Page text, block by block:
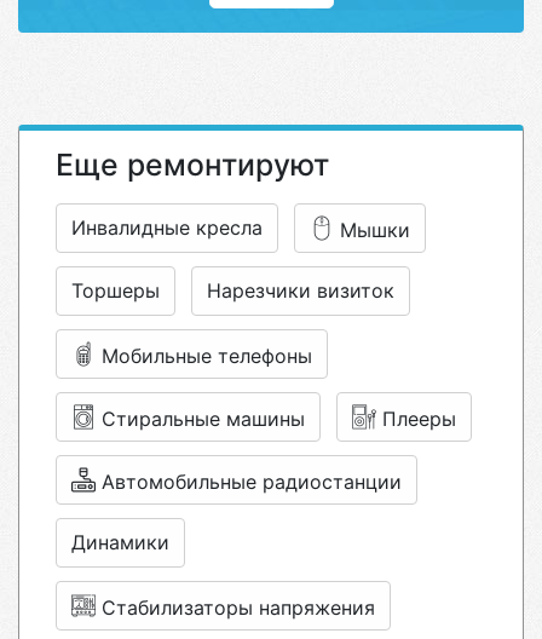
Еще ремонтируют
Инвалидные кресла Мышки
Торшеры Нарезчики визиток
Мобильные телефоны
Стиральные машины Плееры
Автомобильные радиостанции
Динамики
Стабилизаторы напряжения